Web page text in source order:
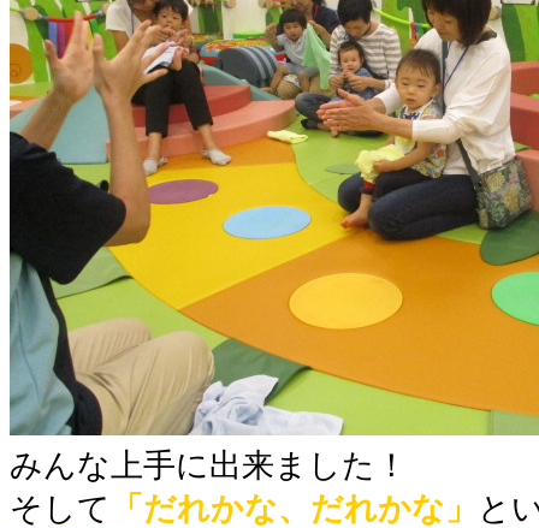
みんな上手に出来ました！
そして
「だれかな、だれかな」 と